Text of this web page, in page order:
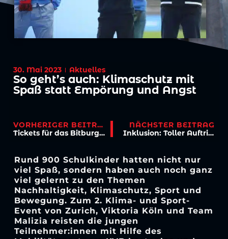
30. Mai 2023 Aktuelles
So geht’s auch: Klimaschutz mit
Spaß statt Empörung und Angst
VORHERIGER BEITRAG
Tickets für das Bitburger-Pokalfinale ab sofort nur noch online
NÄCHSTER BEITRAG
Inklusion: Toller Auftritt der Ü17 beim Come-Together-Cup
Rund 900 Schulkinder hatten nicht nur
viel Spaß, sondern haben auch noch ganz
viel gelernt zu den Themen
Nachhaltigkeit, Klimaschutz, Sport und
Bewegung. Zum 2. Klima- und Sport-
Event von Zurich, Viktoria Köln und Team
Malizia reisten die jungen
Teilnehmer:innen mit Hilfe des